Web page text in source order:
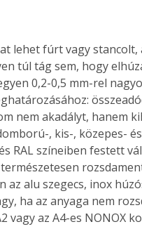
lehet fúrt vagy
túl tág sem, hogy
0,2-0,5 mm-rel
nem akadályt, hanem
, kis-, közepes-
RAL színeiben festett
az alu szegecs, inox
ha az anyaga nem
vagy az A4-es NONOX